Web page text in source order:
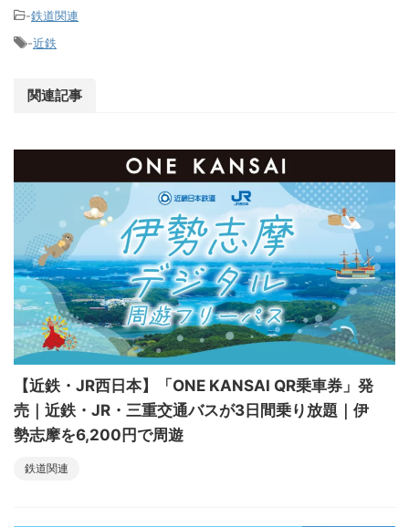
-鉄道関連
-近鉄
関連記事
【近鉄・JR西日本】「ONE KANSAI QR乗車券」発
売｜近鉄・JR・三重交通バスが3日間乗り放題｜伊
勢志摩を6,200円で周遊
鉄道関連